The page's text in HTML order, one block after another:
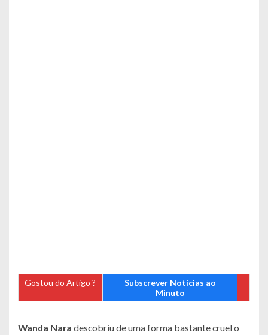
Gostou do Artigo ?
Subscrever Notícias ao
Minuto
Wanda Nara descobriu de uma forma bastante cruel o